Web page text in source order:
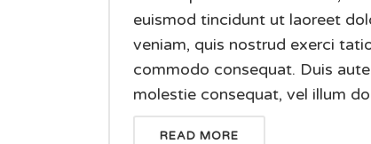
euismod tincidunt ut laoreet
veniam, quis nostrud exerci
commodo consequat. Duis
molestie consequat, vel illum
READ MORE